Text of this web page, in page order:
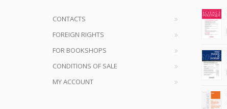
CONTACTS
FOREIGN RIGHTS
FOR BOOKSHOPS
CONDITIONS OF SALE
MY ACCOUNT